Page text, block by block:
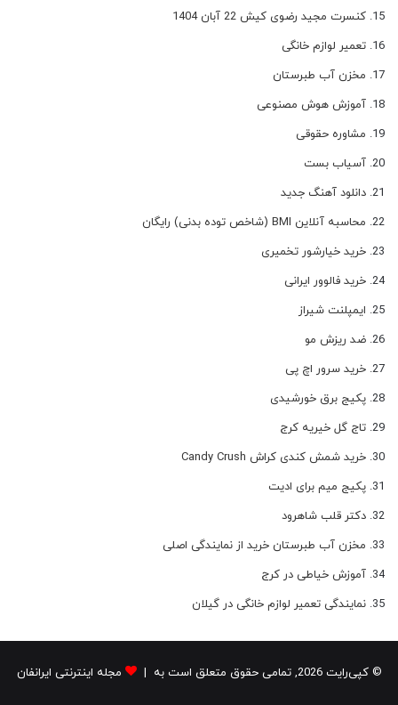
کنسرت مجید رضوی کیش 22 آبان 1404
تعمیر لوازم خانگی
مخزن آب طبرستان
آموزش هوش مصنوعی
مشاوره حقوقی
آسیاب بست
دانلود آهنگ جدید
محاسبه آنلاین BMI (شاخص توده بدنی) رایگان
خرید خیارشور تخمیری
خرید فالوور ایرانی
ایمپلنت شیراز
ضد ریزش مو
خرید سرور اچ پی
پکیج برق خورشیدی
تاج گل خیریه کرج
خرید شمش کندی کراش Candy Crush
پکیج میم برای ادیت
دکتر قلب شاهرود
مخزن آب طبرستان خرید از نمایندگی اصلی
آموزش خیاطی در کرج
نمایندگی تعمیر لوازم خانگی در گیلان
© کپی‌رایت 2026, تمامی حقوق متعلق است به | مجله اینترنتی ایرانفان